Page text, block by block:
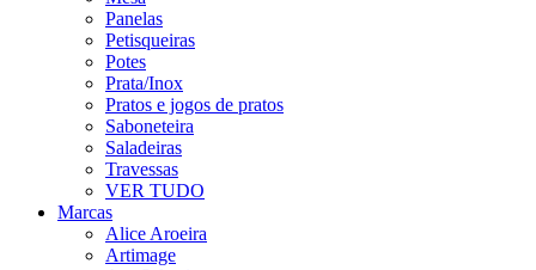
Panelas
Petisqueiras
Potes
Prata/Inox
Pratos e jogos de pratos
Saboneteira
Saladeiras
Travessas
VER TUDO
Marcas
Alice Aroeira
Artimage